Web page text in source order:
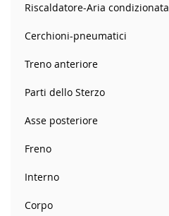
Riscaldatore-Aria condizionata
Cerchioni-pneumatici
Treno anteriore
Parti dello Sterzo
Asse posteriore
Freno
Interno
Corpo